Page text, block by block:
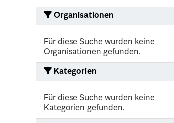
Organisationen
Für diese Suche wurden keine
Organisationen gefunden.
Kategorien
Für diese Suche wurden keine
Kategorien gefunden.